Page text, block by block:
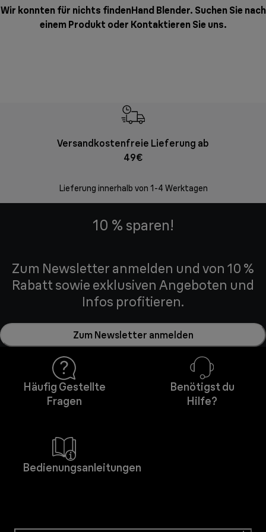
Wir konnten für nichts findenHand Blender. Suchen Sie nach
einem Produkt oder Kontaktieren Sie uns.
Versandkostenfreie Lieferung ab
49€
Lieferung innerhalb von 1-4 Werktagen
10 % sparen!
Zum Newsletter anmelden und von 10 %
Rabatt sowie exklusiven Angeboten und
Infos profitieren.
Zum Newsletter anmelden
Häufig Gestellte
Fragen
Benötigst du
Hilfe?
Bedienungsanleitungen